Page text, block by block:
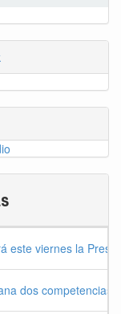
este viernes la
dos competencias